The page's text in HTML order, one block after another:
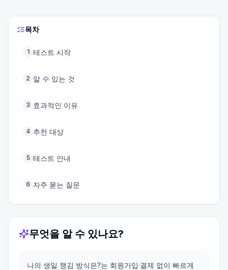
목차
1 테스트 시작
2 알 수 있는 것
3 효과적인 이유
4 추천 대상
5 테스트 안내
6 자주 묻는 질문
무엇을 알 수 있나요?
나의 생일 챙김 방식은?는 회원가입·결제 없이 빠르게